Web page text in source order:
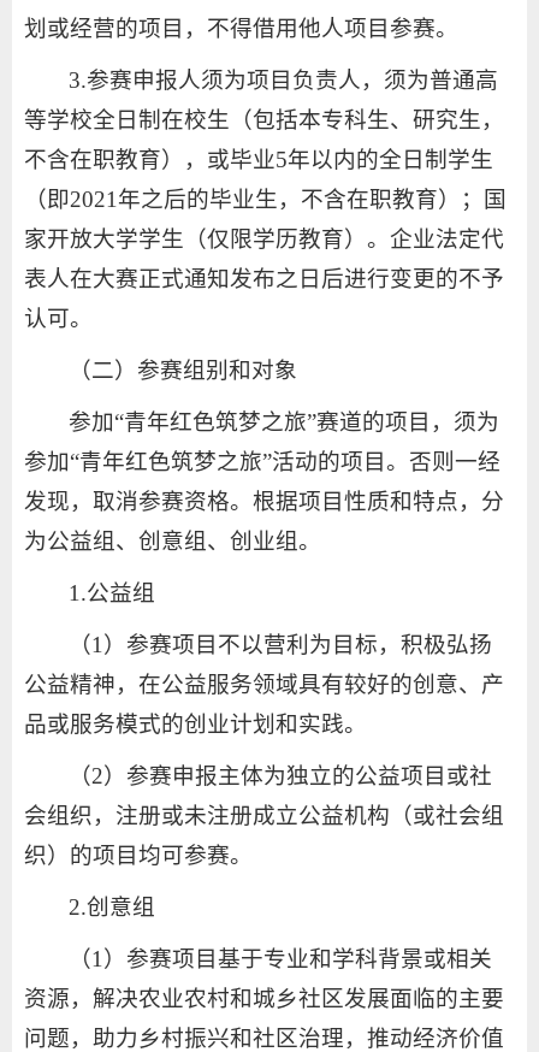
划或经营的项目，不得借用他人项目参赛。
3.参赛申报人须为项目负责人，须为普通高
等学校全日制在校生（包括本专科生、研究生，
不含在职教育），或毕业5年以内的全日制学生
（即2021年之后的毕业生，不含在职教育）；国
家开放大学学生（仅限学历教育）。企业法定代
表人在大赛正式通知发布之日后进行变更的不予
认可。
（二）参赛组别和对象
参加“青年红色筑梦之旅”赛道的项目，须为
参加“青年红色筑梦之旅”活动的项目。否则一经
发现，取消参赛资格。根据项目性质和特点，分
为公益组、创意组、创业组。
1.公益组
（1）参赛项目不以营利为目标，积极弘扬
公益精神，在公益服务领域具有较好的创意、产
品或服务模式的创业计划和实践。
（2）参赛申报主体为独立的公益项目或社
会组织，注册或未注册成立公益机构（或社会组
织）的项目均可参赛。
2.创意组
（1）参赛项目基于专业和学科背景或相关
资源，解决农业农村和城乡社区发展面临的主要
问题，助力乡村振兴和社区治理，推动经济价值